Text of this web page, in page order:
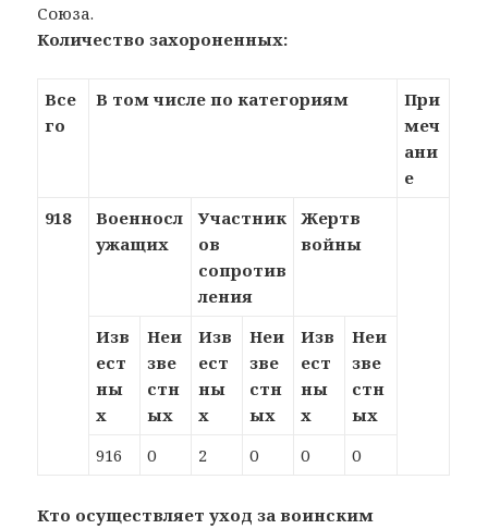
Союза.
Количество захороненных:
Все
го
В том числе по категориям
При
меч
ани
е
918
Военносл
ужащих
Участник
ов
сопротив
ления
Жертв
войны
Изв
ест
ны
х
Неи
зве
стн
ых
Изв
ест
ны
х
Неи
зве
стн
ых
Изв
ест
ны
х
Неи
зве
стн
ых
916
0 2 0 0 0
Кто осуществляет уход за воинским